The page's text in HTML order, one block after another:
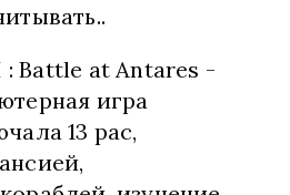
Battle at Antares -
игра
13 рас,